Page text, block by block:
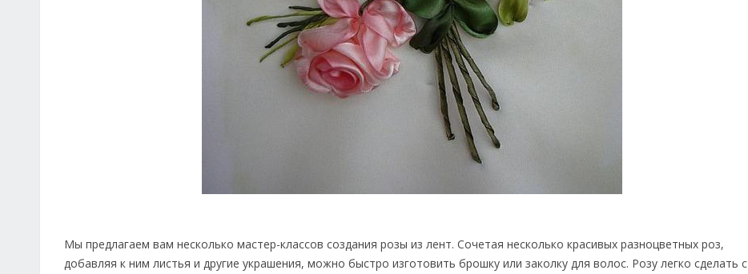
Мы предлагаем вам несколько мастер-классов создания розы из лент. Сочетая несколько красивых разноцветных роз,
добавляя к ним листья и другие украшения, можно быстро изготовить брошку или заколку для волос. Розу легко сделать с